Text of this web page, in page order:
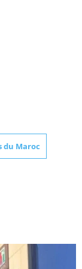
du Maroc